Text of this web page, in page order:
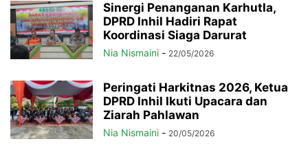
Sinergi Penanganan Karhutla,
DPRD Inhil Hadiri Rapat
Koordinasi Siaga Darurat
Nia Nismaini - 22/05/2026
Peringati Harkitnas 2026, Ketua
DPRD Inhil Ikuti Upacara dan
Ziarah Pahlawan
Nia Nismaini - 20/05/2026